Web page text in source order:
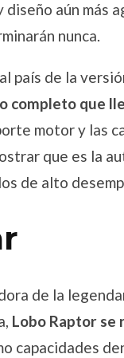
aún más
nunca.
país de la
completo que
motor y las
que es la
de alto
de la
Lobo Raptor se
capacidades